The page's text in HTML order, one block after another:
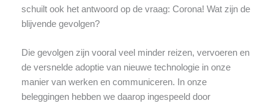
schuilt ook het antwoord op de vraag: Corona! Wat zijn de
blijvende gevolgen?
Die gevolgen zijn vooral veel minder reizen, vervoeren en
de versnelde adoptie van nieuwe technologie in onze
manier van werken en communiceren. In onze
beleggingen hebben we daarop ingespeeld door